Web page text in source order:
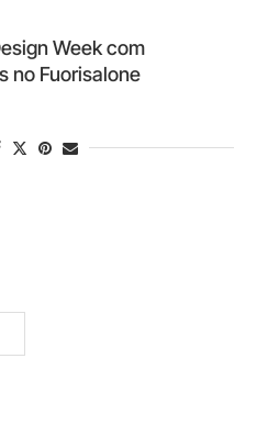
Week com
no Fuorisalone